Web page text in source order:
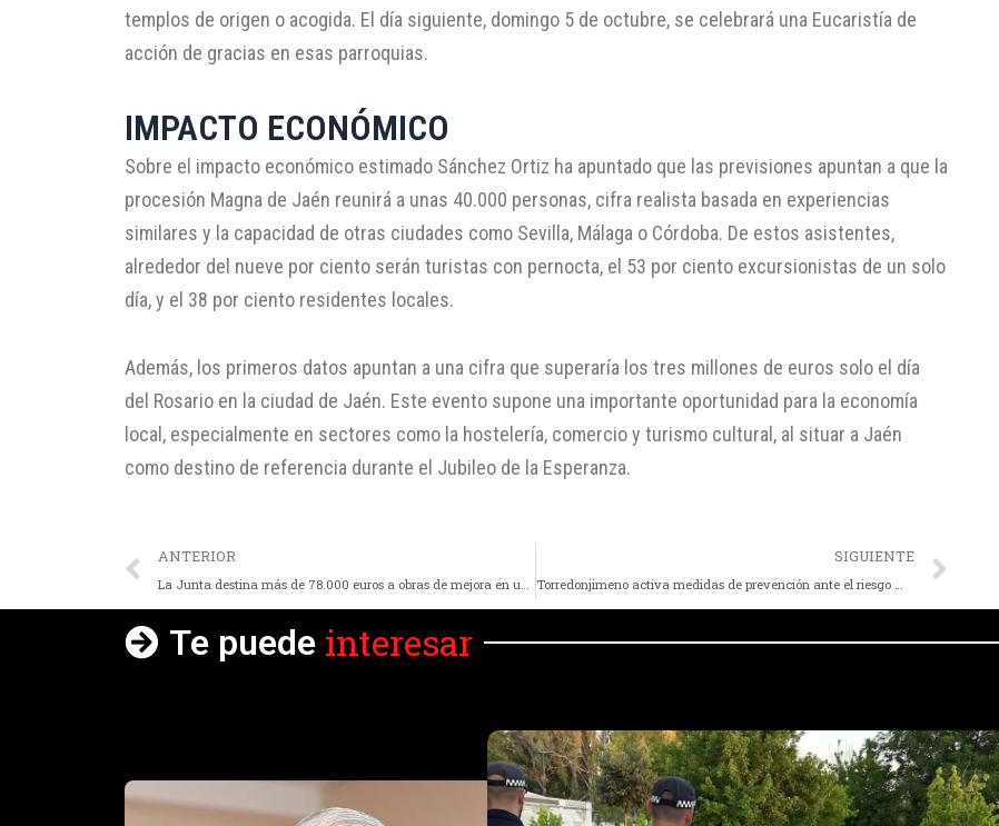
templos de origen o acogida. El día siguiente, domingo 5 de octubre, se celebrará una Eucaristía de
acción de gracias en esas parroquias.
IMPACTO ECONÓMICO
Sobre el impacto económico estimado Sánchez Ortiz ha apuntado que las previsiones apuntan a que la
procesión Magna de Jaén reunirá a unas 40.000 personas, cifra realista basada en experiencias
similares y la capacidad de otras ciudades como Sevilla, Málaga o Córdoba. De estos asistentes,
alrededor del nueve por ciento serán turistas con pernocta, el 53 por ciento excursionistas de un solo
día, y el 38 por ciento residentes locales.
Además, los primeros datos apuntan a una cifra que superaría los tres millones de euros solo el día
del Rosario en la ciudad de Jaén. Este evento supone una importante oportunidad para la economía
local, especialmente en sectores como la hostelería, comercio y turismo cultural, al situar a Jaén
como destino de referencia durante el Jubileo de la Esperanza.
ANTERIOR SIGUIENTE
Te puede interesar
LOCAL